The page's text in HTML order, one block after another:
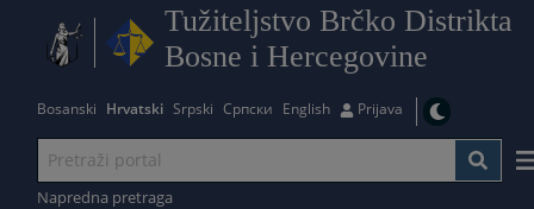
Tužiteljstvo Brčko Distrikta
Bosne i Hercegovine
Bosanski Hrvatski Srpski Српски English Prijava
Napredna pretraga